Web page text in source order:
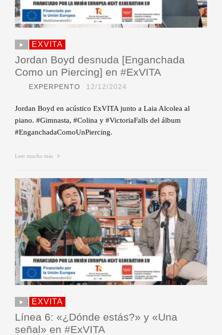
EXVITA
Jordan Boyd desnuda [Enganchada
Como un Piercing] en #ExVITA
EXPERPENTO 12/12/2024
Jordan Boyd en acústico ExVITA junto a Laia Alcolea al
piano. #Gimnasta, #Colina y #VictoriaFalls del álbum
#EnganchadaComoUnPiercing.
Leer mucho más
EXVITA
Línea 6: «¿Dónde estás?» y «Una
señal» en #ExVITA